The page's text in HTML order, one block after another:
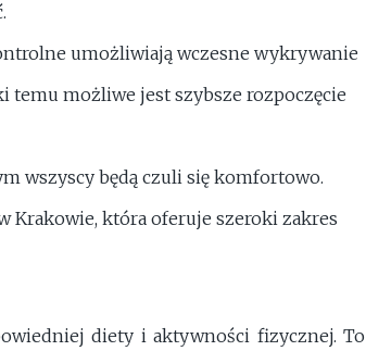
umożliwiają wczesne wykrywanie
temu możliwe jest szybsze rozpoczęcie
wszyscy będą czuli się komfortowo.
Krakowie, która oferuje szeroki zakres
diety i aktywności fizycznej. To